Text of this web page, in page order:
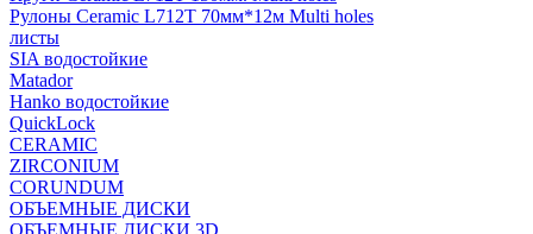
Рулоны Ceramic L712T 70мм*12м Multi holes
листы
SIA водостойкие
Matador
Hanko водостойкие
QuickLock
CERAMIC
ZIRCONIUM
СORUNDUM
ОБЪЕМНЫЕ ДИСКИ
ОБЪЕМНЫЕ ДИСКИ 3D